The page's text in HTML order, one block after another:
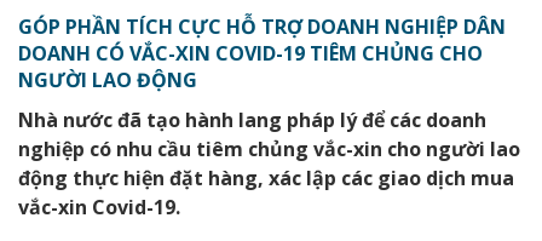
GÓP PHẦN TÍCH CỰC HỖ TRỢ DOANH NGHIỆP DÂN
DOANH CÓ VẮC-XIN COVID-19 TIÊM CHỦNG CHO
NGƯỜI LAO ĐỘNG
Nhà nước đã tạo hành lang pháp lý để các doanh
nghiệp có nhu cầu tiêm chủng vắc-xin cho người lao
động thực hiện đặt hàng, xác lập các giao dịch mua
vắc-xin Covid-19.